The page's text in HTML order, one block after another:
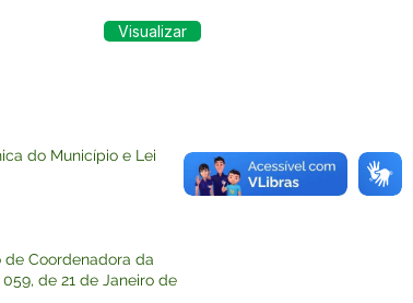
do Município e Lei
de Coordenadora da
de 21 de Janeiro de
Visualizar